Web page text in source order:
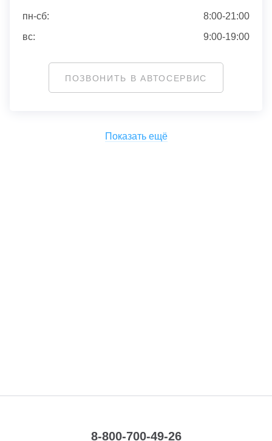
пн-сб:
8:00-21:00
вс:
9:00-19:00
ПОЗВОНИТЬ В АВТОСЕРВИС
Показать ещё
8-800-700-49-26